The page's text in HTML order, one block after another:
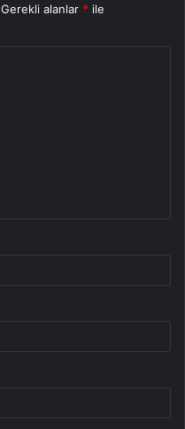
Gerekli alanlar * ile